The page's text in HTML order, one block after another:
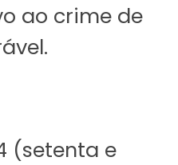
ao crime de
(setenta e